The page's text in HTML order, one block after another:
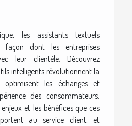
les assistants textuels
façon dont les entreprises
leur clientèle. Découvrez
intelligents révolutionnent la
optimisent les échanges et
des consommateurs.
et les bénéfices que ces
au service client, et